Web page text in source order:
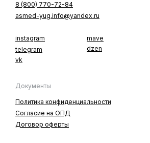
Договор оферты
Согласие на ОПД
Политика конфиденциальности
Документы
instagram
dzen
mave
vk
telegram
asmed-yug.info@yandex.ru
8 (800) 770-72-84